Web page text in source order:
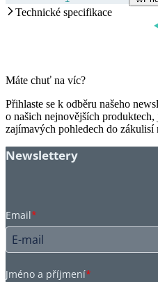
Technické specifikace
Máte chuť na víc?
Přihlaste se k odběru našeho
o našich nejnovějších
zajímavých pohledech do zákulisí
Newslettery
Email*
Jméno a příjmení*